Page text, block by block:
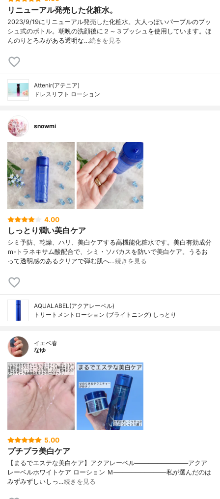
リニューアル発売した化粧水。
2023/9/19にリニューアル発売した化粧水。大人っぽいパープルのプッ
シュ式のボトル。朝晩の洗顔後に２～３プッシュを使用しています。ほ
んのりとろみがある透明な…続きを見る
Attenir(アテニア)
ドレスリフト ローション
snowmi
4.00
しっとり潤い美白ケア
シミ予防、乾燥、ハリ、美白ケアする高機能化粧水です。美白有効成分
ｍ‐トラネキサム酸配合で、シミ・ソバカスを防いで美白ケア。うるお
って透明感のあるクリアで弾む肌へ…続きを見る
AQUALABEL(アクアレーベル)
トリートメントローション (ブライトニング) しっとり
イエベ春
なゆ
5.00
プチプラ美白ケア
【まるでエステな美白ケア】アクアレーベル────────────アクア
レーベルホワイトケア ローション Ｍ────────────私が選んだのは
みずみずしいしっ…続きを見る